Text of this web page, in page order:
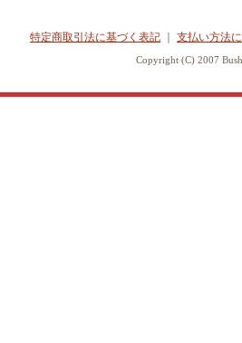
特定商取引法に基づく表記 支払い方法
Copyright (C) 2007